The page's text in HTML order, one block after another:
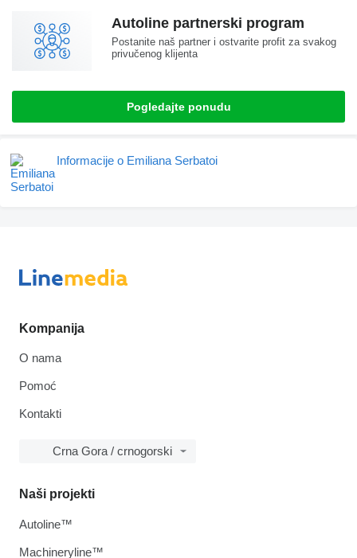
Autoline partnerski program
Postanite naš partner i ostvarite profit za svakog
privučenog klijenta
Pogledajte ponudu
Informacije o Emiliana Serbatoi
Kompanija
O nama
Pomoć
Kontakti
Crna Gora / crnogorski
Naši projekti
Autoline™
Machineryline™